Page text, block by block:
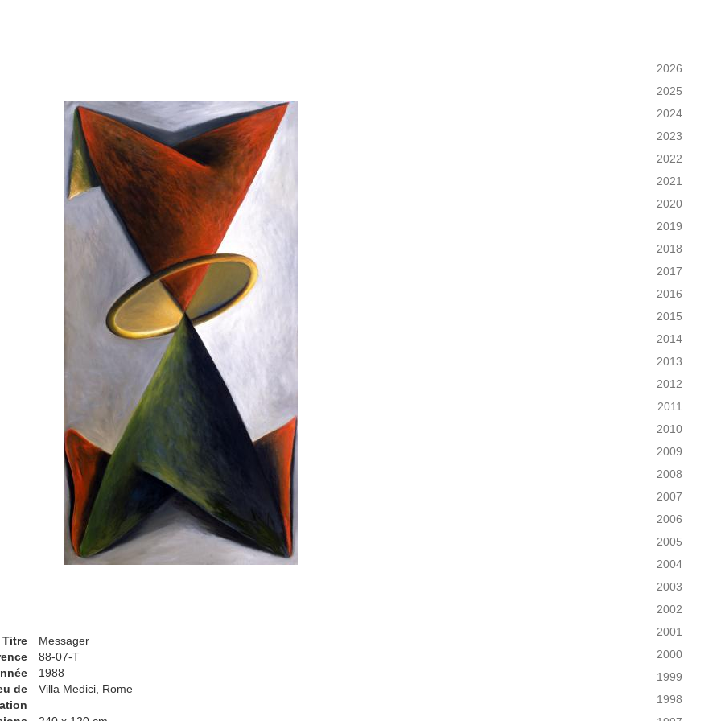
2026
2025
2024
2023
2022
2021
2020
2019
2018
2017
2016
2015
2014
2013
2012
2011
2010
2009
2008
2007
2006
2005
2004
2003
2002
2001
2000
1999
1998
Titre
Messager
88-07-T
1988
de
Villa Medici, Rome